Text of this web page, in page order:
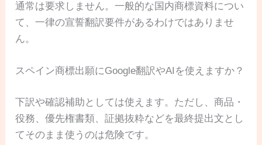
通常は要求しません。一般的な国内商標資料につい
て、一律の宣誓翻訳要件があるわけではありませ
ん。
スペイン商標出願にGoogle翻訳やAIを使えますか？
下訳や確認補助としては使えます。ただし、商品・
役務、優先権書類、証拠抜粋などを最終提出文とし
てそのまま使うのは危険です。